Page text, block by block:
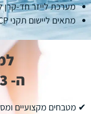
מערכת לייזר חד‑קרן
מתאים ליישום תקני HACCP בניטור בטיחות מזון מקצוע
ה- UNI-T A63?
✔ מטבחים מקצועיים